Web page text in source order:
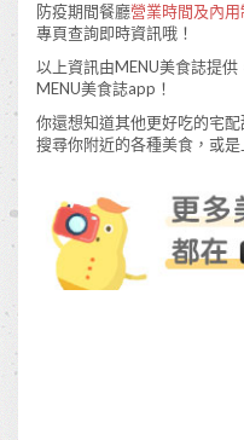
防疫期間餐廳營業時間及內
專頁查詢即時資訊哦！
以上資訊由MENU美食誌提
MENU美食誌app！
你還想知道其他更好吃的宅配
搜尋你附近的各種美食，或